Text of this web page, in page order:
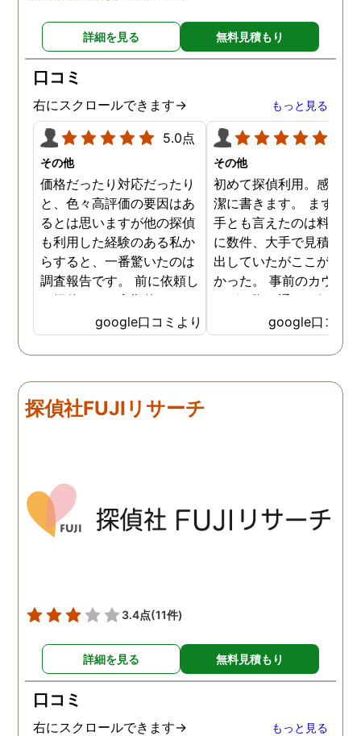
詳細を見る 無料見積もり
口コミ
右にスクロールできます→ もっと見る
5.0点
その他
価格だったり対応だったり
と、色々高評価の要因はあ
るとは思いますが他の探偵
も利用した経験のある私か
らすると、一番驚いたのは
調査報告です。 前に依頼し
た探偵では、定期的にまと
めて報告がくる為なかなか
実際の現状を把握するのが
難しかったですが、ここは
来ていました。 担当の人も
丁寧で報告内容もわかりや
google口コミより
その他
初めて探偵利用。感想を
潔に書きます。 まず、
手とも言えたのは料金。
に数件、大手で見積もり
出していたがここが一番
かった。 事前のカウン
ングの際の通りの価格で
途中での追加料金なども
く安心してお任せできた
由のひとつ。 かと言っ
く、むしろ期待以上に細
google口コミ
探偵社FUJIリサーチ
3.4点(11件)
詳細を見る 無料見積もり
口コミ
右にスクロールできます→ もっと見る